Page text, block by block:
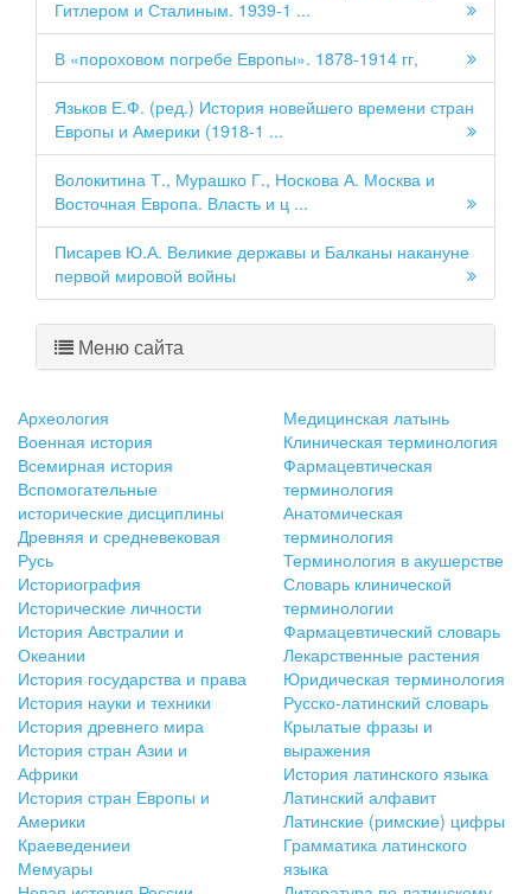
Гитлером и Сталиным. 1939-1 ...
В «пороховом погребе Европы». 1878-1914 гг,
Язьков Е.Ф. (ред.) История новейшего времени стран
Европы и Америки (1918-1 ...
Волокитина Т., Мурашко Г., Носкова А. Москва и
Восточная Европа. Власть и ц ...
Писарев Ю.А. Великие державы и Балканы накануне
первой мировой войны
Меню сайта
Археология
Военная история
Всемирная история
Вспомогательные
исторические дисциплины
Древняя и средневековая
Русь
Историография
Исторические личности
История Австралии и
Океании
История государства и права
История науки и техники
История древнего мира
История стран Азии и
Африки
История стран Европы и
Америки
Краеведениеи
Мемуары
Медицинская латынь
Клиническая терминология
Фармацевтическая
терминология
Анатомическая
терминология
Терминология в акушерстве
Словарь клинической
терминологии
Фармацевтический словарь
Лекарственные растения
Юридическая терминология
Русско-латинский словарь
Крылатые фразы и
выражения
История латинского языка
Латинский алфавит
Латинские (римские) цифры
Грамматика латинского
языка